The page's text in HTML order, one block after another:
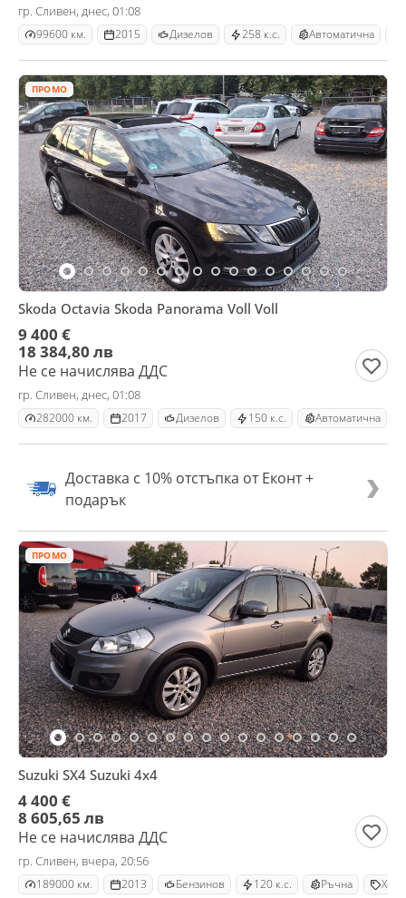
гр. Сливен, днес, 01:08
99600 км. 2015 Дизелов 258 к.с. Автоматична
ПРОМО
Skoda Octavia Skoda Panorama Voll Voll
9 400 €
18 384,80 лв
Не се начислява ДДС
гр. Сливен, днес, 01:08
282000 км. 2017 Дизелов 150 к.с. Автоматична
Доставка с 10% отстъпка от Еконт +
подарък
ПРОМО
Suzuki SX4 Suzuki 4x4
4 400 €
8 605,65 лв
Не се начислява ДДС
гр. Сливен, вчера, 20:56
189000 км. 2013 Бензинов 120 к.с. Ръчна